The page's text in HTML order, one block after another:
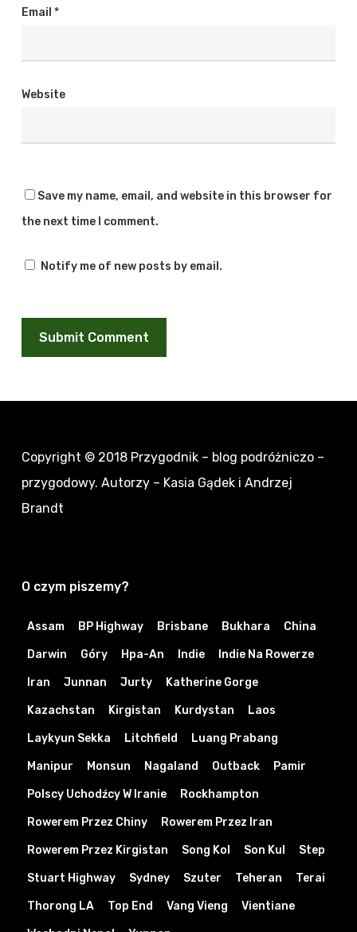
Email *
Website
Save my name, email, and website in this browser for
the next time I comment.
Notify me of new posts by email.
Copyright © 2018 Przygodnik – blog podróżniczo –
przygodowy. Autorzy – Kasia Gądek i Andrzej
Brandt
O czym piszemy?
Assam BP Highway Brisbane Bukhara China
Darwin Góry Hpa-An Indie Indie Na Rowerze
Iran Junnan Jurty Katherine Gorge
Kazachstan Kirgistan Kurdystan Laos
Laykyun Sekka Litchfield Luang Prabang
Manipur Monsun Nagaland Outback Pamir
Polscy Uchodźcy W Iranie Rockhampton
Rowerem Przez Chiny Rowerem Przez Iran
Rowerem Przez Kirgistan Song Kol Son Kul Step
Stuart Highway Sydney Szuter Teheran Terai
Thorong LA Top End Vang Vieng Vientiane